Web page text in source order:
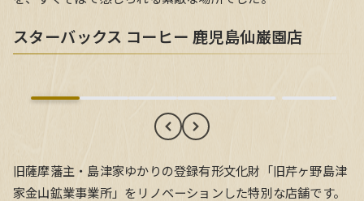
スターバックス コーヒー 鹿児島仙巌園店
スターバックス コーヒー 鹿児島仙巌園店
旧薩摩藩主・島津家ゆかりの登録有形文化財「旧芹ヶ野島津
家金山鉱業事業所」をリノベーションした特別な店舗です。